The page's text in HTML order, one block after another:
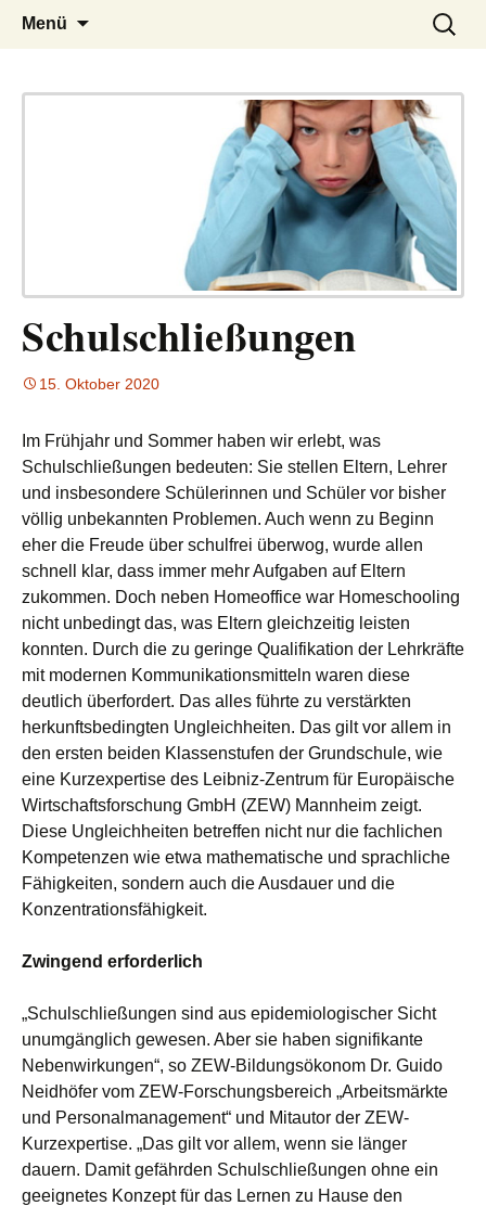
LUCKX
– das Magazin
Menü
Suchen
nach:
Schulschließungen
15. Oktober 2020
Im Frühjahr und Sommer haben wir erlebt, was
Schulschließungen bedeuten: Sie stellen Eltern, Lehrer
und insbesondere Schülerinnen und Schüler vor bisher
völlig unbekannten Problemen. Auch wenn zu Beginn
eher die Freude über schulfrei überwog, wurde allen
schnell klar, dass immer mehr Aufgaben auf Eltern
zukommen. Doch neben Homeoffice war Homeschooling
nicht unbedingt das, was Eltern gleichzeitig leisten
konnten. Durch die zu geringe Qualifikation der Lehrkräfte
mit modernen Kommunikationsmitteln waren diese
deutlich überfordert. Das alles führte zu verstärkten
herkunftsbedingten Ungleichheiten. Das gilt vor allem in
den ersten beiden Klassenstufen der Grundschule, wie
eine Kurzexpertise des Leibniz-Zentrum für Europäische
Wirtschaftsforschung GmbH (ZEW) Mannheim zeigt.
Diese Ungleichheiten betreffen nicht nur die fachlichen
Kompetenzen wie etwa mathematische und sprachliche
Fähigkeiten, sondern auch die Ausdauer und die
Konzentrationsfähigkeit.
Zwingend erforderlich
„Schulschließungen sind aus epidemiologischer Sicht
unumgänglich gewesen. Aber sie haben signifikante
Nebenwirkungen“, so ZEW-Bildungsökonom Dr. Guido
Neidhöfer vom ZEW-Forschungsbereich „Arbeitsmärkte
und Personalmanagement“ und Mitautor der ZEW-
Kurzexpertise. „Das gilt vor allem, wenn sie länger
dauern. Damit gefährden Schulschließungen ohne ein
geeignetes Konzept für das Lernen zu Hause den